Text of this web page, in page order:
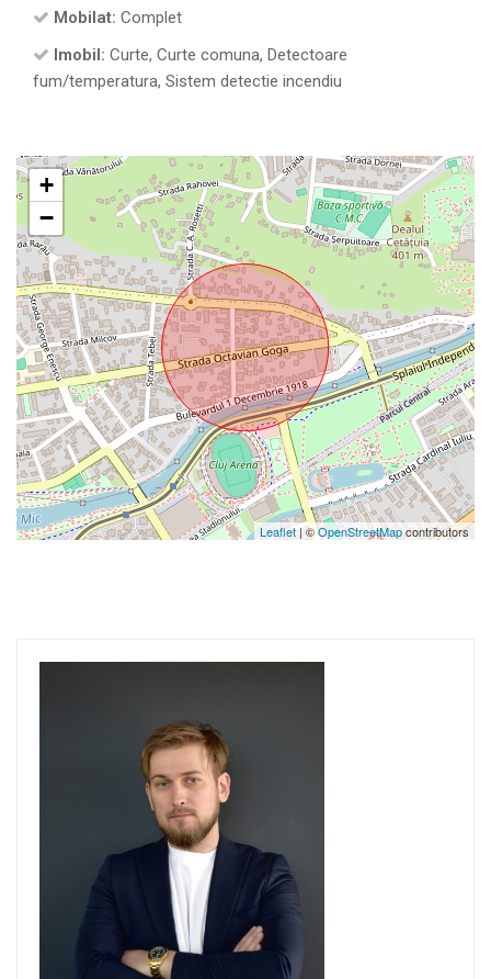
Mobilat: Complet
Imobil: Curte, Curte comuna, Detectoare
fum/temperatura, Sistem detectie incendiu
+
−
Leaflet| ©OpenStreetMapcontributors